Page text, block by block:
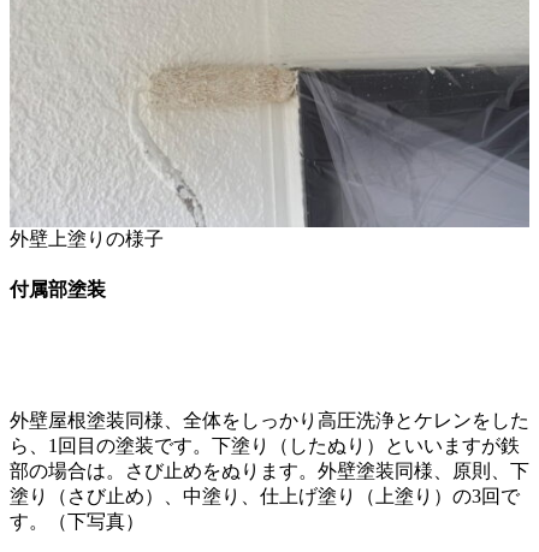
外壁上塗りの様子
付属部塗装
外壁屋根塗装同様、全体をしっかり高圧洗浄とケレンをした
ら、1回目の塗装です。下塗り（したぬり）といいますが鉄
部の場合は。さび止めをぬります。外壁塗装同様、原則、下
塗り（さび止め）、中塗り、仕上げ塗り（上塗り）の3回で
す。（下写真）